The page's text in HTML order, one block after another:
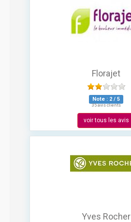
Florajet
Note : 2 / 5
35 avis clients
voir tous les avis
Yves Rocher